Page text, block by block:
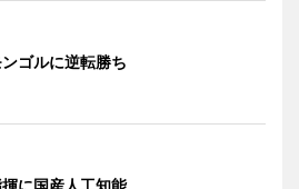
ゴルに逆転勝ち